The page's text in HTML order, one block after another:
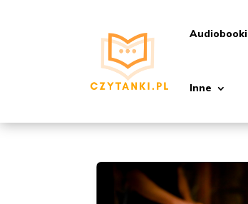
Audiobooki
Inne